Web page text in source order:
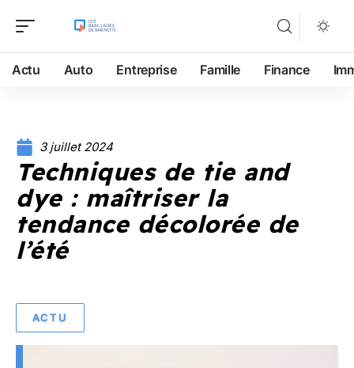
Actu Auto Entreprise Famille Finance
3 juillet 2024
Techniques de tie and
dye : maîtriser la
tendance décolorée de
l’été
ACTU